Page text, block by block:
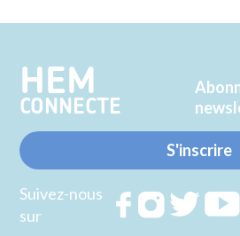
HEM
CONNECTE
S'inscrire
Suivez-nous
sur
RejoignezRejoignez